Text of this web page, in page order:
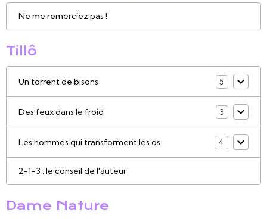
Ne me remerciez pas !
Tillô
Un torrent de bisons 5
Des feux dans le froid 3
Les hommes qui transforment les os 4
2-1-3 : le conseil de l'auteur
Dame Nature